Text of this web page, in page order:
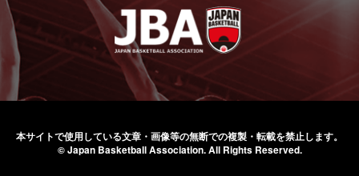
本サイトで使用している文章・画像等の無断での複製・転載を禁止します。
© Japan Basketball Association.All Rights Reserved.